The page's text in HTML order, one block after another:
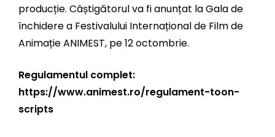
producție. Câștigătorul va fi anunțat la Gala de
închidere a Festivalului Internațional de Film de
Animație ANIMEST, pe 12 octombrie.
Regulamentul complet:
https://www.animest.ro/regulament-toon-
scripts